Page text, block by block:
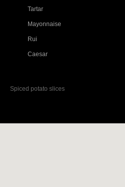
Tartar
Mayonnaise
Rui
Caesar
Spiced potato slices